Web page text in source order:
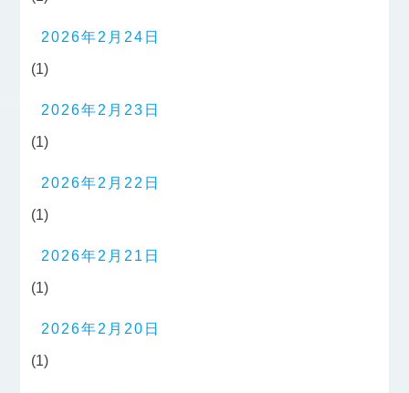
2026年2月24日
(1)
2026年2月23日
(1)
2026年2月22日
(1)
2026年2月21日
(1)
2026年2月20日
(1)